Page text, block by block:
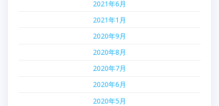
2021年6月
2021年1月
2020年9月
2020年8月
2020年7月
2020年6月
2020年5月